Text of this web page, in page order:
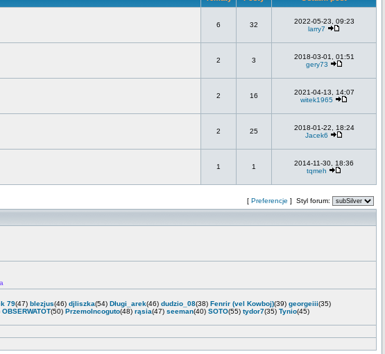
6 32
2022-05-23, 09:23
larry7
2 3
2018-03-01, 01:51
gery73
2 16
2021-04-13, 14:07
witek1965
2 25
2018-01-22, 18:24
Jacek6
1 1
2014-11-30, 18:36
tqmeh
[ Preferencje ] Styl forum:
79(47) blezjus(46) djliszka(54) Długi_arek(46) dudzio_08(38) Fenrir (vel Kowboj)(39) georgeiii(35)
OBSERWATOT(50) PrzemoIncoguto(48) rąsia(47) seeman(40) SOTO(55) tydor7(35) Tynio(45)